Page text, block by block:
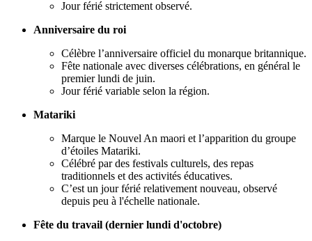
Jour férié strictement observé.
Anniversaire du roi
Célèbre l’anniversaire officiel du monarque britannique.
Fête nationale avec diverses célébrations, en général le
premier lundi de juin.
Jour férié variable selon la région.
Matariki
Marque le Nouvel An maori et l’apparition du groupe
d’étoiles Matariki.
Célébré par des festivals culturels, des repas
traditionnels et des activités éducatives.
C’est un jour férié relativement nouveau, observé
depuis peu à l'échelle nationale.
Fête du travail (dernier lundi d'octobre)